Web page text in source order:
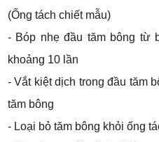
(Ống tách chiết mẫu)
- Bóp nhẹ đầu tăm bông từ
khoảng 10 lần
- Vắt kiệt dịch trong đầu tăm
tăm bông
- Loại bỏ tăm bông khỏi ống